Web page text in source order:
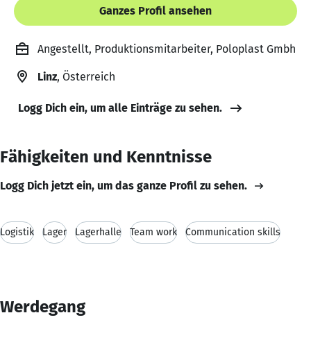
Ganzes Profil ansehen
Angestellt, Produktionsmitarbeiter, Poloplast Gmbh
Linz, Österreich
Logg Dich ein, um alle Einträge zu sehen.
Fähigkeiten und Kenntnisse
Logg Dich jetzt ein, um das ganze Profil zu sehen.
Logistik Lager Lagerhalle Team work Communication skills
Werdegang